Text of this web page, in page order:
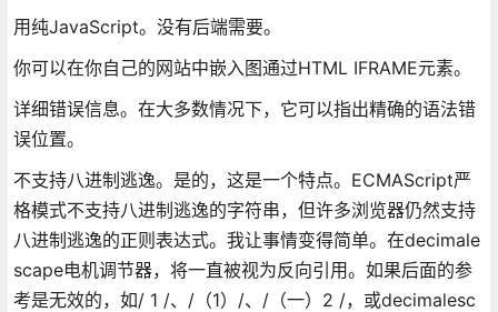
用纯JavaScript。没有后端需要。
你可以在你自己的网站中嵌入图通过HTML IFRAME元素。
详细错误信息。在大多数情况下，它可以指出精确的语法错
误位置。
不支持八进制逃逸。是的，这是一个特点。ECMAScript严
格模式不支持八进制逃逸的字符串，但许多浏览器仍然支持
八进制逃逸的正则表达式。我让事情变得简单。在decimale
scape电机调节器，将一直被视为反向引用。如果后面的参
考是无效的，如/ 1 /、/（1）/、/（一）2 /，或decimalesc